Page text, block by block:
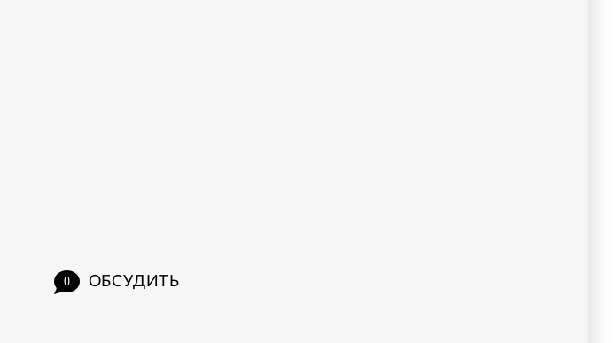
0 ОБСУДИТЬ